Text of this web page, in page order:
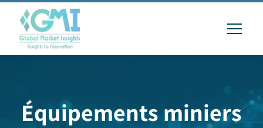
Équipements miniers